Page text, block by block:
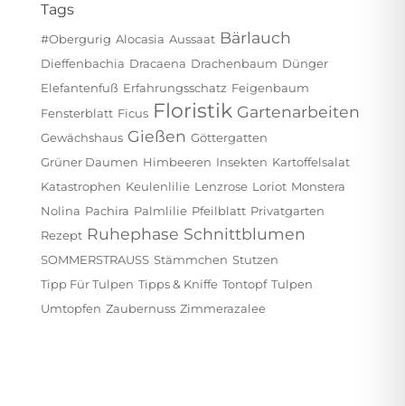
Tags
#obergurig Alocasia Aussaat Bärlauch
Dieffenbachia Dracaena Drachenbaum Dünger
Elefantenfuß Erfahrungsschatz Feigenbaum
Fensterblatt Ficus Floristik Gartenarbeiten
Gewächshaus Gießen Göttergatten
Grüner Daumen Himbeeren Insekten Kartoffelsalat
Katastrophen Keulenlilie Lenzrose Loriot Monstera
Nolina Pachira Palmlilie Pfeilblatt Privatgarten
Rezept Ruhephase Schnittblumen
SOMMERSTRAUSS Stämmchen Stutzen
Tipp Für Tulpen Tipps & Kniffe Tontopf Tulpen
Umtopfen Zaubernuss Zimmerazalee